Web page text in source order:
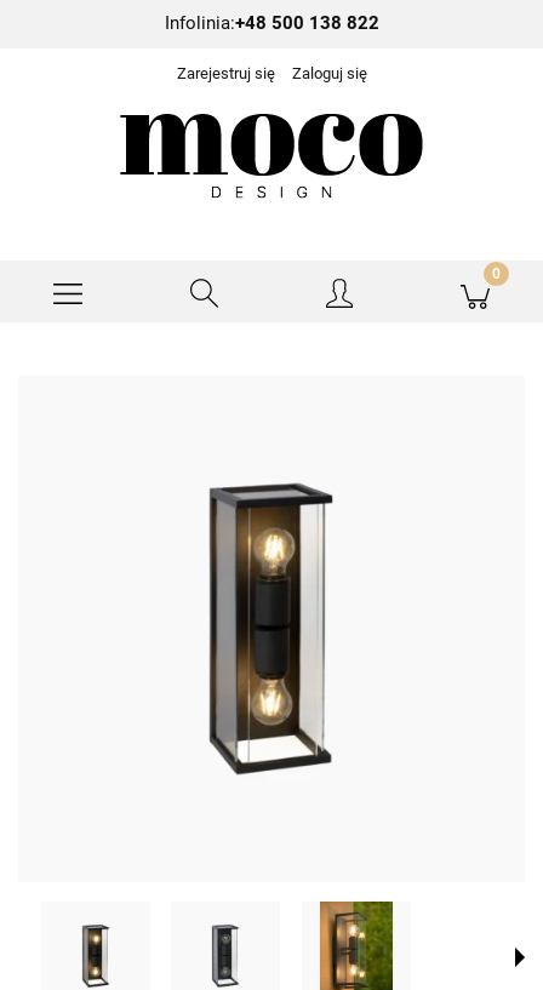
Infolinia:+48 500 138 822
Zarejestruj się Zaloguj się